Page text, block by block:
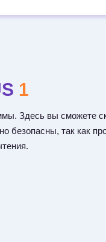
1
Здесь вы сможете
безопасны, так как